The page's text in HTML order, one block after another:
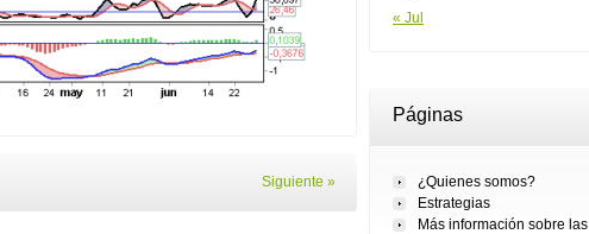
Siguiente »
« Jul
Páginas
¿Quienes somos?
Estrategias
Más información sobre las